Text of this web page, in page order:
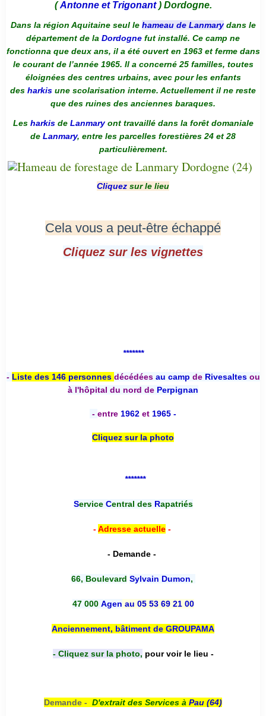
(Antonne et Trigonant) Dordogne.
Dans la région Aquitaine seul le hameau de Lanmarydans le
département de la Dordogne fut installé. Ce camp ne
fonctionna que deux ans, il a été ouvert en 1963 et ferme dans
le courant de l’année 1965. Il a concerné 25 familles, toutes
éloignées des centres urbains, avec pour les enfants
des harkis une scolarisation interne. Actuellement il ne reste
que des ruines des anciennes baraques.
Les harkis de Lanmaryont travaillé dans la forêt domaniale
de Lanmary, entre les parcelles forestières 24 et 28
particulièrement.
Cliquez sur le lieu
Cela vous a peut-être échappé
Cliquez sur les vignettes
*******
- Liste des 146 personnes décédées au camp deRivesaltesou
à l'hôpital du nord de Perpignan
- entre 1962 et 1965 -
Cliquez sur la photo
*******
Service Central desRapatriés
-Adresse actuelle-
- Demande -
66, Boulevard Sylvain Dumon,
47 000 Agen au 05 53 69 21 00
Anciennement, bâtiment de GROUPAMA
- Cliquez sur la photo, pour voir le lieu -
Demande - D'extrait des Services à Pau (64)